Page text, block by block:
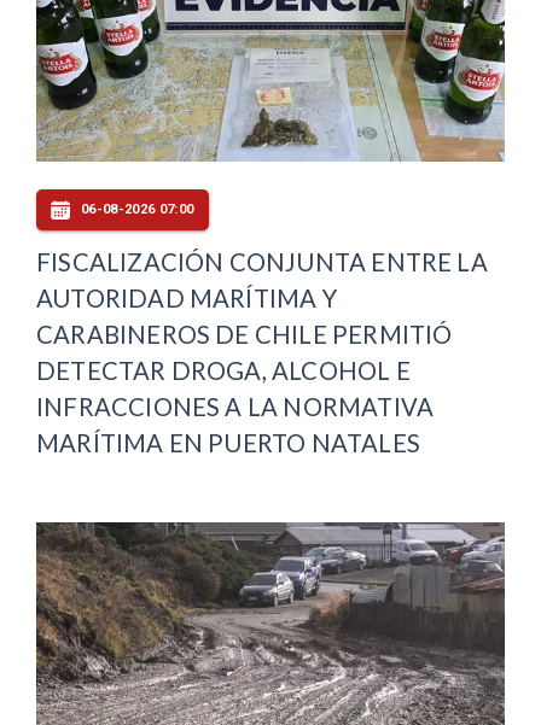
06-08-2026 07:00
FISCALIZACIÓN CONJUNTA ENTRE LA
AUTORIDAD MARÍTIMA Y
CARABINEROS DE CHILE PERMITIÓ
DETECTAR DROGA, ALCOHOL E
INFRACCIONES A LA NORMATIVA
MARÍTIMA EN PUERTO NATALES